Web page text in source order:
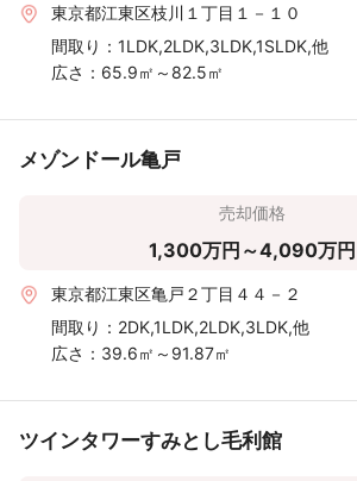
東京都江東区枝川１丁目１－１０
間取り： 1LDK,2LDK,3LDK,1SLDK,他
広さ： 65.9㎡～82.5㎡
メゾンドール亀戸
売却価格
1,300万円～4,090万円
東京都江東区亀戸２丁目４４－２
間取り： 2DK,1LDK,2LDK,3LDK,他
広さ： 39.6㎡～91.87㎡
ツインタワーすみとし毛利館